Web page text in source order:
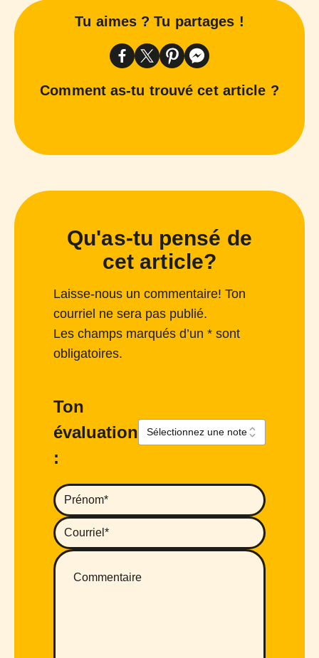
Tu aimes ? Tu partages !
Comment as-tu trouvé cet article ?
Qu'as-tu pensé de
cet article?
Laisse-nous un commentaire! Ton
courriel ne sera pas publié.
Les champs marqués d’un * sont
obligatoires.
Ton
évaluation
: